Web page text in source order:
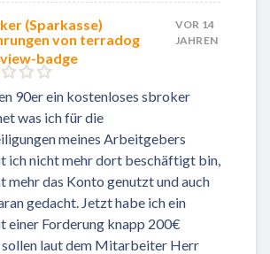
(Sparkasse)
von terradog
VOR 14
JAHREN
90er ein kostenloses sbroker
was ich für die
meines Arbeitgebers
ich nicht mehr dort beschäftigt bin,
mehr das Konto genutzt und auch
gedacht. Jetzt habe ich ein
einer Forderung knapp 200€
sollen laut dem Mitarbeiter Herr